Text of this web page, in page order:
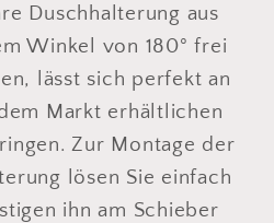
Duschhalterung aus
Winkel von 180° frei
lässt sich perfekt an
Markt erhältlichen
Zur Montage der
lösen Sie einfach
ihn am Schieber